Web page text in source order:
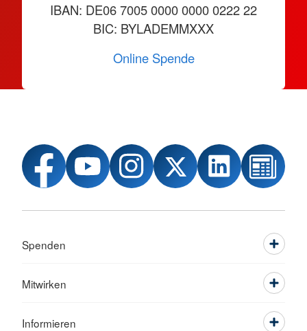
IBAN: DE06 7005 0000 0000 0222 22
BIC: BYLADEMMXXX
Online Spende
Spenden
Mitwirken
Informieren